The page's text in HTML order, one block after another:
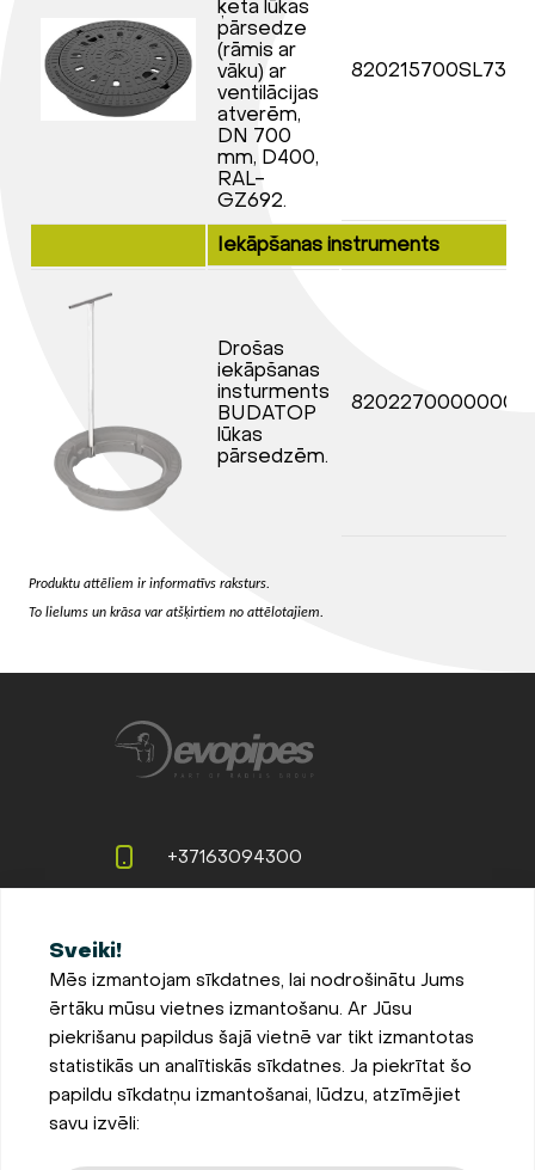
ķeta lūkas
pārsedze
(rāmis ar
vāku) ar
ventilācijas
atverēm,
DN 700
mm, D400,
RAL-
GZ692.
Iekāpšanas instruments
Drošas
iekāpšanas
insturments
BUDATOP
lūkas
pārsedzēm.
Produktu attēliem ir informatīvs raksturs.
To lielums un krāsa var atšķirtiem no attēlotajiem.
Sveiki!
Mēs izmantojam sīkdatnes, lai nodrošinātu Jums
ērtāku mūsu vietnes izmantošanu. Ar Jūsu
piekrišanu papildus šajā vietnē var tikt izmantotas
statistikās un analītiskās sīkdatnes. Ja piekrītat šo
papildu sīkdatņu izmantošanai, lūdzu, atzīmējiet
savu izvēli:
+37163094300
LV-3002, Latvija
Pieteikties jaunumiem
Sīkdatņu iestatījumi
Privātuma un sīkdatņu